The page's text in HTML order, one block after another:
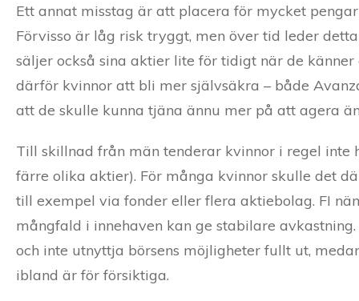
Ett annat misstag är att placera för mycket
Förvisso är låg risk tryggt, men över tid leder
säljer också sina aktier lite för tidigt när de
därför kvinnor att bli mer självsäkra – både
att de skulle kunna tjäna ännu mer på att agera
Till skillnad från män tenderar kvinnor i regel inte
färre olika aktier). För många kvinnor skulle det
till exempel via fonder eller flera aktiebolag. FI
mångfald i innehaven kan ge stabilare
och inte utnyttja börsens möjligheter fullt ut,
ibland är för försiktiga.